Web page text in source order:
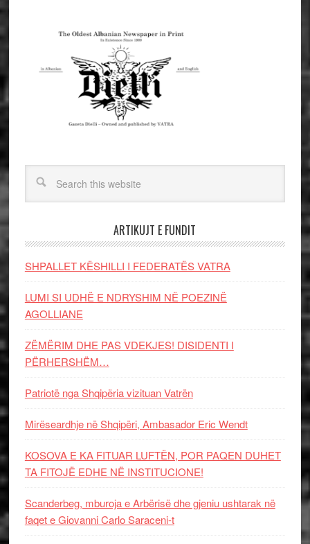
ARTIKUJT E FUNDIT
SHPALLET KËSHILLI I FEDERATËS VATRA
LUMI SI UDHË E NDRYSHIM NË POEZINË
AGOLLIANE
ZËMËRIM DHE PAS VDEKJES! DISIDENTI I
PËRHERSHËM…
Patriotë nga Shqipëria vizituan Vatrën
Mirëseardhje në Shqipëri, Ambasador Eric Wendt
KOSOVA E KA FITUAR LUFTËN, POR PAQEN DUHET
TA FITOJË EDHE NË INSTITUCIONE!
Scanderbeg, mburoja e Arbërisë dhe gjeniu ushtarak në
faqet e Giovanni Carlo Saraceni-t